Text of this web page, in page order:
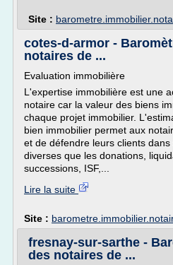
Site :
cotes-d-armor -
notaires de ...
Evaluation immobilière
L'expertise immobilière est une
notaire car la valeur des biens
chaque projet immobilier.
bien immobilier permet aux
et de défendre leurs clients
diverses que les donations,
successions, ISF,...
Lire la suite
Site :
fresnay-sur-sarthe -
des notaires de ...